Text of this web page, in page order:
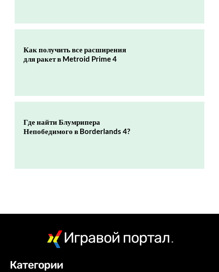
Как получить все расширения
для ракет в Metroid Prime 4
Где найти Блумрипера
Непобедимого в Borderlands 4?
Игравой портал.
Категории